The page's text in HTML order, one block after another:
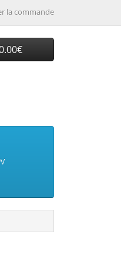
la commande